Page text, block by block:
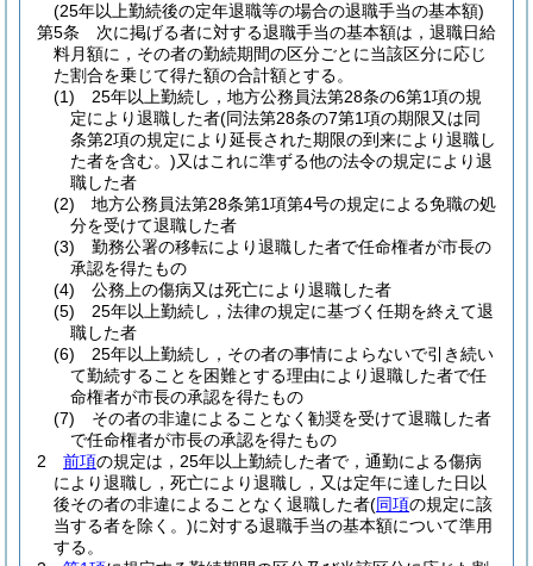
(25年以上勤続後の定年退職等の場合の退職手当の基本額)
第5条
次に掲げる者に対する退職手当の基本額は，退職日給
料月額に，その者の勤続期間の区分ごとに当該区分に応じ
た割合を乗じて得た額の合計額とする。
(1)
25年以上勤続し，地方公務員法第28条の6第1項の規
定により退職した者(同法第28条の7第1項の期限又は同
条第2項の規定により延長された期限の到来により退職し
た者を含む。)又はこれに準ずる他の法令の規定により退
職した者
(2)
地方公務員法第28条第1項第4号の規定による免職の処
分を受けて退職した者
(3)
勤務公署の移転により退職した者で任命権者が市長の
承認を得たもの
(4)
公務上の傷病又は死亡により退職した者
(5)
25年以上勤続し，法律の規定に基づく任期を終えて退
職した者
(6)
25年以上勤続し，その者の事情によらないで引き続い
て勤続することを困難とする理由により退職した者で任
命権者が市長の承認を得たもの
(7)
その者の非違によることなく勧奨を受けて退職した者
で任命権者が市長の承認を得たもの
2
前項の規定は，25年以上勤続した者で，通勤による傷病
により退職し，死亡により退職し，又は定年に達した日以
後その者の非違によることなく退職した者(同項の規定に該
当する者を除く。)に対する退職手当の基本額について準用
する。